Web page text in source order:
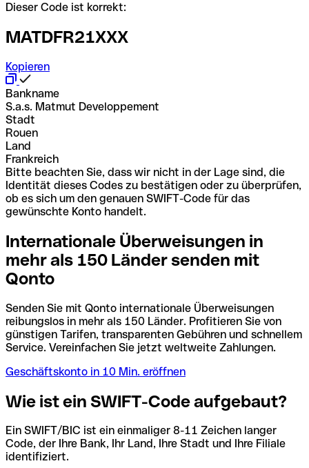
Dieser Code ist korrekt:
MATDFR21XXX
Kopieren
Bankname
S.a.s. Matmut Developpement
Stadt
Rouen
Land
Frankreich
Bitte beachten Sie, dass wir nicht in der Lage sind, die
Identität dieses Codes zu bestätigen oder zu überprüfen,
ob es sich um den genauen SWIFT-Code für das
gewünschte Konto handelt.
Internationale Überweisungen in
mehr als 150 Länder senden mit
Qonto
Senden Sie mit Qonto internationale Überweisungen
reibungslos in mehr als 150 Länder. Profitieren Sie von
günstigen Tarifen, transparenten Gebühren und schnellem
Service. Vereinfachen Sie jetzt weltweite Zahlungen.
Geschäftskonto in 10 Min. eröffnen
Wie ist ein SWIFT-Code aufgebaut?
Ein SWIFT/BIC ist ein einmaliger 8-11 Zeichen langer
Code, der Ihre Bank, Ihr Land, Ihre Stadt und Ihre Filiale
identifiziert.